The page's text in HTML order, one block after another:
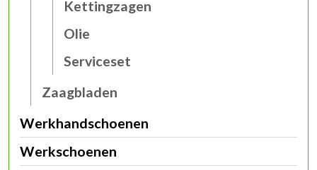
Kettingzagen
Olie
Serviceset
Zaagbladen
Werkhandschoenen
Werkschoenen